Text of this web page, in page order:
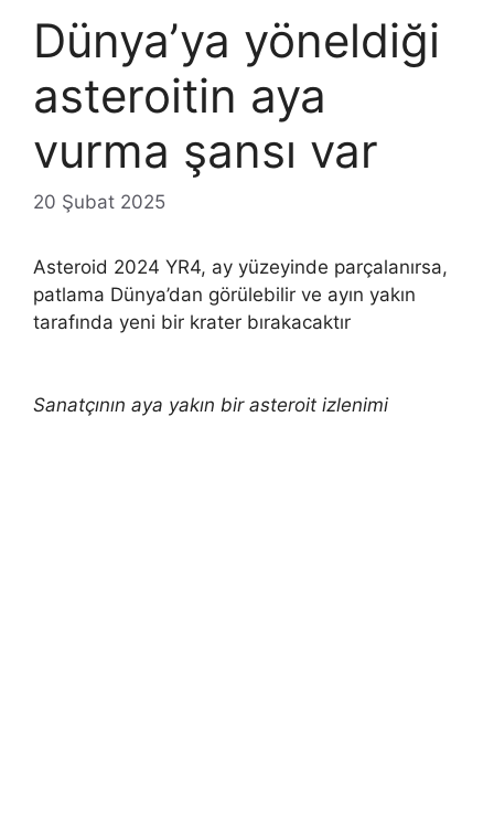
Dünya’ya yöneldiği
asteroitin aya
vurma şansı var
20 Şubat 2025
Asteroid 2024 YR4, ay yüzeyinde parçalanırsa,
patlama Dünya’dan görülebilir ve ayın yakın
tarafında yeni bir krater bırakacaktır
Sanatçının aya yakın bir asteroit izlenimi